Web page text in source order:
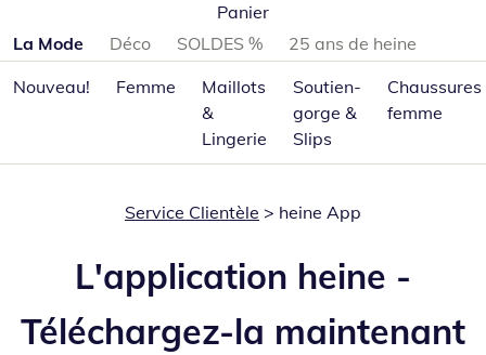
Panier
Passer les catégories de produits
La Mode Déco SOLDES %
25 ans de heine
Nouveau!
Femme
Maillots
&
Lingerie
Soutien-
gorge &
Slips
Chaussures
femme
Service Clientèle > heine App
L'application heine -
Téléchargez-la maintenant